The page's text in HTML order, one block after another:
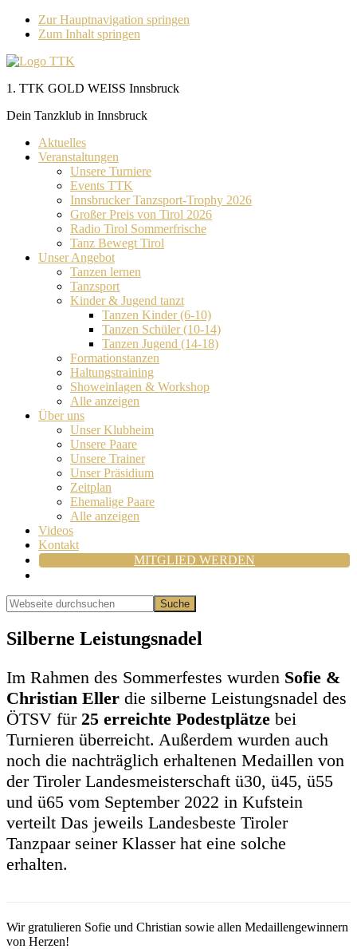
Zur Hauptnavigation springen
Zum Inhalt springen
1. TTK GOLD WEISS Innsbruck
Dein Tanzklub in Innsbruck
Aktuelles
Veranstaltungen
Unsere Turniere
Events TTK
Innsbrucker Tanzsport-Trophy 2026
Großer Preis von Tirol 2026
Radio Tirol Sommerfrische
Tanz Bewegt Tirol
Unser Angebot
Tanzen lernen
Tanzsport
Kinder & Jugend tanzt
Tanzen Kinder (6-10)
Tanzen Schüler (10-14)
Tanzen Jugend (14-18)
Formationstanzen
Haltungstraining
Showeinlagen & Workshop
Alle anzeigen
Über uns
Unser Klubheim
Unsere Paare
Unsere Trainer
Unser Präsidium
Zeitplan
Ehemalige Paare
Alle anzeigen
Videos
Kontakt
MITGLIED WERDEN
Webseite
durchsuchen
Search
Silberne Leistungsnadel
Im Rahmen des Sommerfestes wurden Sofie &
Christian Eller die silberne Leistungsnadel des
ÖTSV für 25 erreichte Podestplätze bei
Turnieren überreicht. Außerdem wurden auch
noch die nachträglich erhaltenen Medaillen von
der Tiroler Landesmeisterschaft ü30, ü45, ü55
und ü65 vom September 2022 in Kufstein
verteilt Das jeweils Landesbeste Tiroler
Tanzpaar seiner Klasser hat eine solche
erhalten.
Wir gratulieren Sofie und Christian sowie allen Medaillengewinnern
von Herzen!